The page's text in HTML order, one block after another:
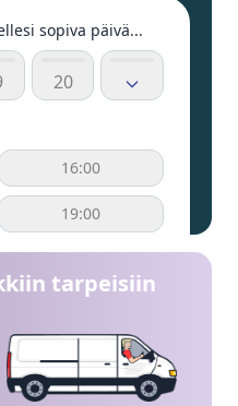
sopiva päivä...
20
16:00
19:00
tarpeisiin